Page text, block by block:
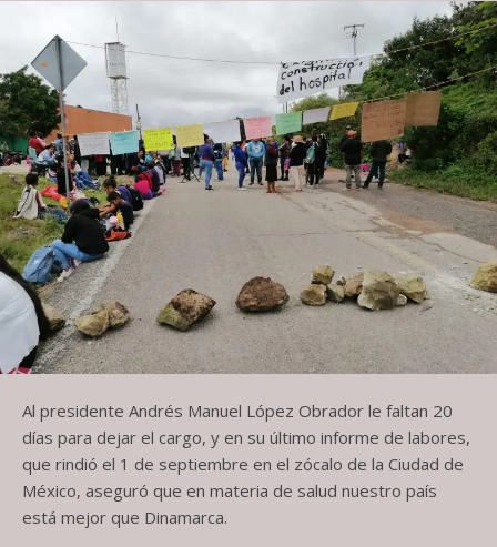
Al presidente Andrés Manuel López Obrador le faltan 20
días para dejar el cargo, y en su último informe de labores,
que rindió el 1 de septiembre en el zócalo de la Ciudad de
México, aseguró que en materia de salud nuestro país
está mejor que Dinamarca.